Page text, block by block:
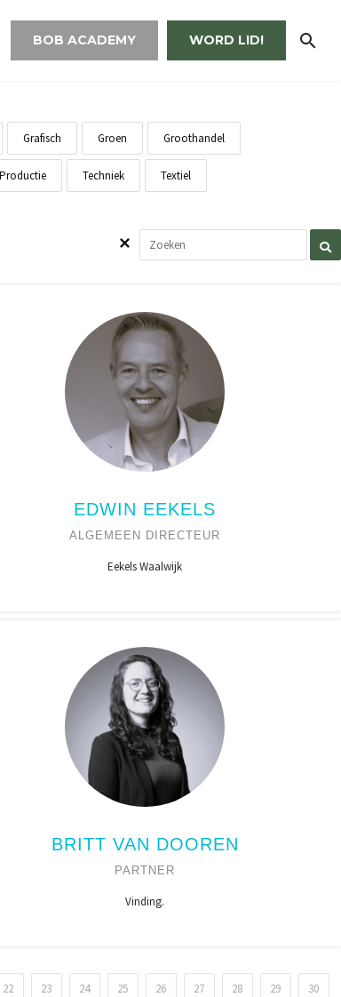
BOB ACADEMY WORD LID!
Grafisch Groen Groothandel
Productie Techniek Textiel
EDWIN EEKELS
ALGEMEEN DIRECTEUR
Eekels Waalwijk
BRITT VAN DOOREN
PARTNER
Vinding.
22 23 24 25 26 27 28 29 30